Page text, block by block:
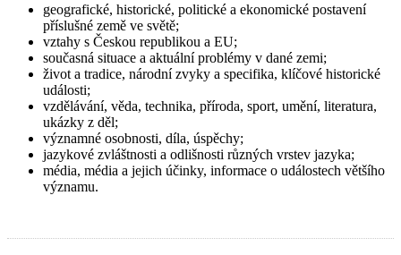
geografické, historické, politické a ekonomické postavení
příslušné země ve světě;
vztahy s Českou republikou a EU;
současná situace a aktuální problémy v dané zemi;
život a tradice, národní zvyky a specifika, klíčové historické
události;
vzdělávání, věda, technika, příroda, sport, umění, literatura,
ukázky z děl;
významné osobnosti, díla, úspěchy;
jazykové zvláštnosti a odlišnosti různých vrstev jazyka;
média, média a jejich účinky, informace o událostech většího
významu.